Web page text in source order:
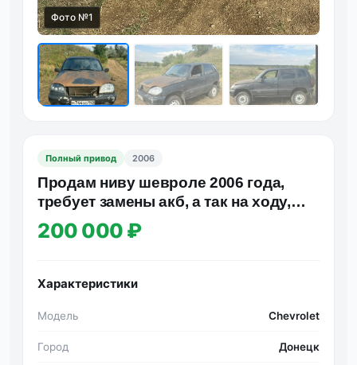
Фото №1
Полный привод 2006
Продам ниву шевроле 2006 года,
требует замены акб, а так на ходу,
передняя ходовка перебра…
200 000 ₽
Характеристики
Модель Chevrolet
Город Донецк